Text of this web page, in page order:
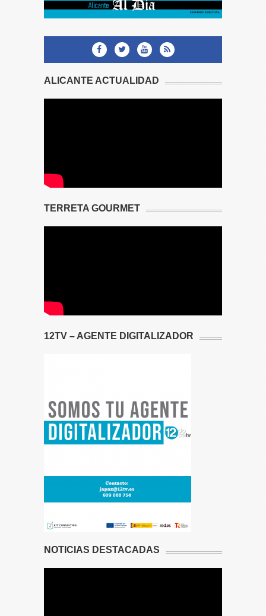
ALICANTE ACTUALIDAD
TERRETA GOURMET
12TV – AGENTE DIGITALIZADOR
NOTICIAS DESTACADAS